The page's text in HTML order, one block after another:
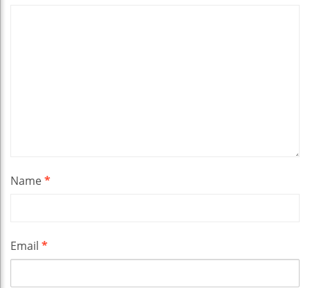
Name*
Email *